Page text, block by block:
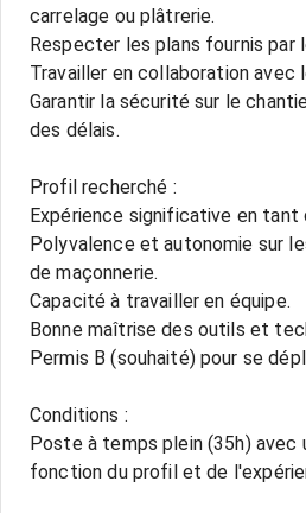
carrelage ou plâtrerie.
Respecter les plans fournis par
Travailler en collaboration
Garantir la sécurité sur le
des délais.
Profil recherché :
Expérience significative en tant
Polyvalence et autonomie sur
de maçonnerie.
Capacité à travailler en équipe.
Bonne maîtrise des outils et
Permis B (souhaité) pour se
Conditions :
Poste à temps plein (35h) avec
fonction du profil et de